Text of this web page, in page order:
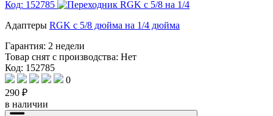
Код: 152785
Адаптеры RGK с 5/8 дюйма на 1/4 дюйма
Гарантия: 2 недели
Товар снят с производства: Нет
Код: 152785
0
290 ₽
в наличии